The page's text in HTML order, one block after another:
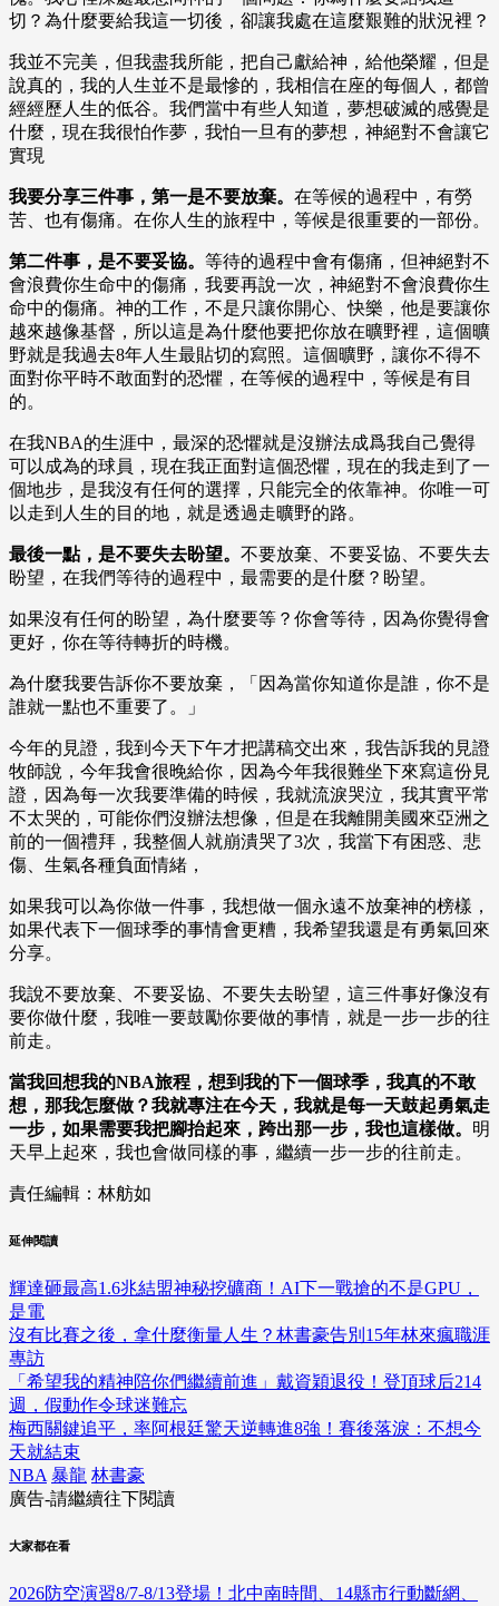
切？為什麼要給我這一切後，卻讓我處在這麼艱難的狀況裡？
我並不完美，但我盡我所能，把自己獻給神，給他榮耀，但是
說真的，我的人生並不是最慘的，我相信在座的每個人，都曾
經經歷人生的低谷。我們當中有些人知道，夢想破滅的感覺是
什麼，現在我很怕作夢，我怕一旦有的夢想，神絕對不會讓它
實現
我要分享三件事，第一是不要放棄。 在等候的過程中，有勞
苦、也有傷痛。在你人生的旅程中，等候是很重要的一部份。
第二件事，是不要妥協。 等待的過程中會有傷痛，但神絕對不
會浪費你生命中的傷痛，我要再說一次，神絕對不會浪費你生
命中的傷痛。神的工作，不是只讓你開心、快樂，他是要讓你
越來越像基督，所以這是為什麼他要把你放在曠野裡，這個曠
野就是我過去8年人生最貼切的寫照。這個曠野，讓你不得不
面對你平時不敢面對的恐懼，在等候的過程中，等候是有目
的。
在我NBA的生涯中，最深的恐懼就是沒辦法成爲我自己覺得
可以成為的球員，現在我正面對這個恐懼，現在的我走到了一
個地步，是我沒有任何的選擇，只能完全的依靠神。你唯一可
以走到人生的目的地，就是透過走曠野的路。
最後一點，是不要失去盼望。 不要放棄、不要妥協、不要失去
盼望，在我們等待的過程中，最需要的是什麼？盼望。
如果沒有任何的盼望，為什麼要等？你會等待，因為你覺得會
更好，你在等待轉折的時機。
為什麼我要告訴你不要放棄，「因為當你知道你是誰，你不是
誰就一點也不重要了。」
今年的見證，我到今天下午才把講稿交出來，我告訴我的見證
牧師說，今年我會很晚給你，因為今年我很難坐下來寫這份見
證，因為每一次我要準備的時候，我就流淚哭泣，我其實平常
不太哭的，可能你們沒辦法想像，但是在我離開美國來亞洲之
前的一個禮拜，我整個人就崩潰哭了3次，我當下有困惑、悲
傷、生氣各種負面情緒，
如果我可以為你做一件事，我想做一個永遠不放棄神的榜樣，
如果代表下一個球季的事情會更糟，我希望我還是有勇氣回來
分享。
我說不要放棄、不要妥協、不要失去盼望，這三件事好像沒有
要你做什麼，我唯一要鼓勵你要做的事情，就是一步一步的往
前走。
當我回想我的NBA旅程，想到我的下一個球季，我真的不敢
想，那我怎麼做？我就專注在今天，我就是每一天鼓起勇氣走
一步，如果需要我把腳抬起來，跨出那一步，我也這樣做。 明
天早上起來，我也會做同樣的事，繼續一步一步的往前走。
責任編輯：林舫如
延伸閱讀
輝達砸最高1.6兆結盟神秘挖礦商！AI下一戰搶的不是GPU，
是電
沒有比賽之後，拿什麼衡量人生？林書豪告別15年林來瘋職涯
專訪
「希望我的精神陪你們繼續前進」戴資穎退役！登頂球后214
週，假動作令球迷難忘
梅西關鍵追平，率阿根廷驚天逆轉進8強！賽後落淚：不想今
天就結束
NBA 暴龍 林書豪
廣告-請繼續往下閱讀
大家都在看
2026防空演習8/7-8/13登場！北中南時間、14縣市行動斷網、